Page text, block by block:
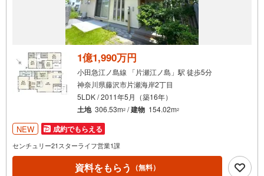
イ
ペ
ー
1億1,990万円
小田急江ノ島線 「片瀬江ノ島」駅 徒歩5分
神奈川県藤沢市片瀬海岸2丁目
5LDK / 2011年5月（築16年）
土地 306.53m2 /建物 154.02m2
NEW 成約でもらえる
センチュリー21スターライフ営業1課
資料をもらう （無料）